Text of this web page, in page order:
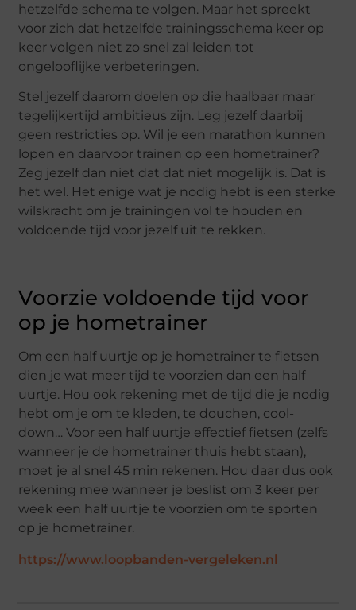
hetzelfde schema te volgen. Maar het spreekt
voor zich dat hetzelfde trainingsschema keer op
keer volgen niet zo snel zal leiden tot
ongelooflijke verbeteringen.
Stel jezelf daarom doelen op die haalbaar maar
tegelijkertijd ambitieus zijn. Leg jezelf daarbij
geen restricties op. Wil je een marathon kunnen
lopen en daarvoor trainen op een hometrainer?
Zeg jezelf dan niet dat dat niet mogelijk is. Dat is
het wel. Het enige wat je nodig hebt is een sterke
wilskracht om je trainingen vol te houden en
voldoende tijd voor jezelf uit te rekken.
Voorzie voldoende tijd voor
op je hometrainer
Om een half uurtje op je hometrainer te fietsen
dien je wat meer tijd te voorzien dan een half
uurtje. Hou ook rekening met de tijd die je nodig
hebt om je om te kleden, te douchen, cool-
down… Voor een half uurtje effectief fietsen (zelfs
wanneer je de hometrainer thuis hebt staan),
moet je al snel 45 min rekenen. Hou daar dus ook
rekening mee wanneer je beslist om 3 keer per
week een half uurtje te voorzien om te sporten
op je hometrainer.
https://www.loopbanden-vergeleken.nl